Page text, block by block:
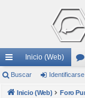
nl
ac
Inicio (Web)
or
os
Buscar Identificarse
Inicio (Web)